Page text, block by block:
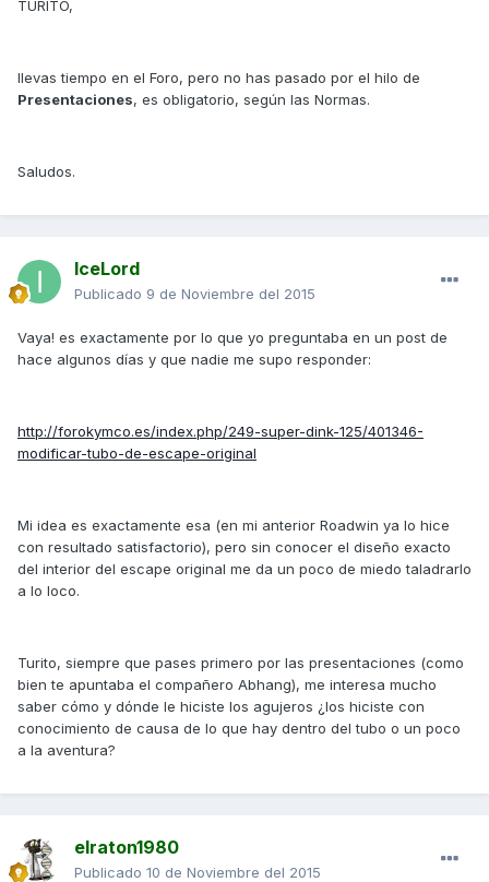
TURITO,
llevas tiempo en el Foro, pero no has pasado por el hilo de
Presentaciones, es obligatorio, según las Normas.
Saludos.
IceLord
Publicado 9 de Noviembre del 2015
Vaya! es exactamente por lo que yo preguntaba en un post de
hace algunos días y que nadie me supo responder:
http://forokymco.es/index.php/249-super-dink-125/401346-
modificar-tubo-de-escape-original
Mi idea es exactamente esa (en mi anterior Roadwin ya lo hice
con resultado satisfactorio), pero sin conocer el diseño exacto
del interior del escape original me da un poco de miedo taladrarlo
a lo loco.
Turito, siempre que pases primero por las presentaciones (como
bien te apuntaba el compañero Abhang), me interesa mucho
saber cómo y dónde le hiciste los agujeros ¿los hiciste con
conocimiento de causa de lo que hay dentro del tubo o un poco
a la aventura?
elraton1980
Publicado 10 de Noviembre del 2015